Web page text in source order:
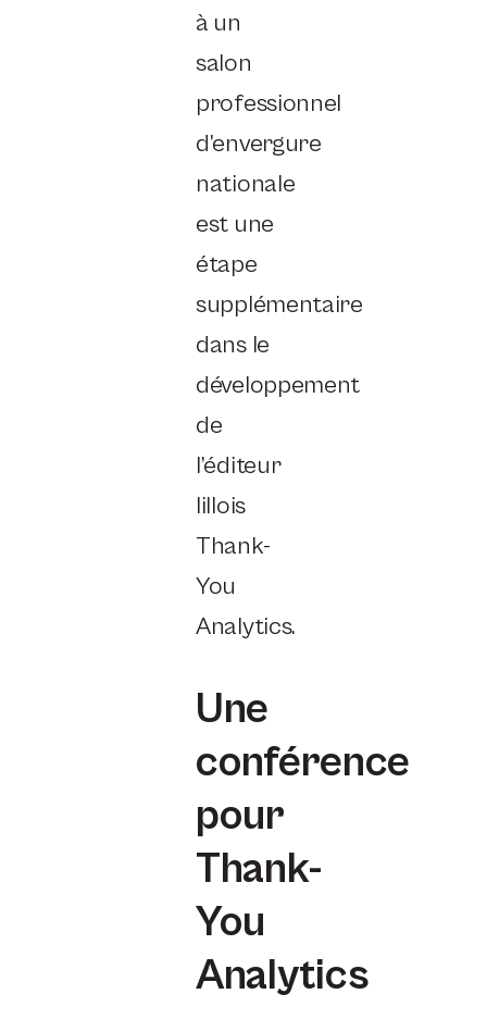
à un
salon
professionnel
d’envergure
nationale
est une
étape
supplémentaire
dans le
développement
de
l’éditeur
lillois
Thank-
You
Analytics.
Une
conférence
pour
Thank-
You
Analytics